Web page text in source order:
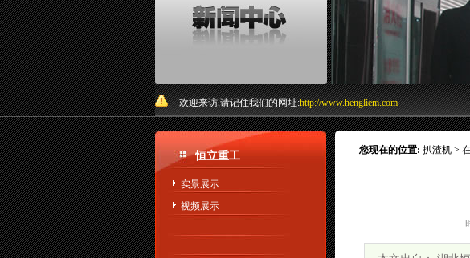
欢迎来访,请记住我们的网址:http://www.hengliem.com
恒立重工
实景展示
视频展示
您现在的位置: 扒渣机>